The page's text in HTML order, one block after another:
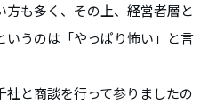
方も多く、その上、経営者層と
いうのは「やっぱり怖い」と言
社と商談を行って参りましたの